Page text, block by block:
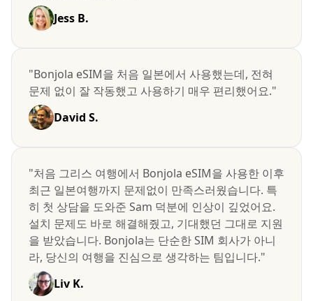
Jess B.
"Bonjola eSIM을 처음 일본에서 사용했는데, 전혀
문제 없이 잘 작동했고 사용하기 매우 편리했어요."
David S.
"처음 그리스 여행에서 Bonjola eSIM을 사용한 이후
최근 일본여행까지 문제없이 만족스러웠습니다. 특
히 첫 상담을 도와준 Sam 덕분에 인상이 깊었어요.
설치 문제도 바로 해결해줬고, 기대했던 그대로 지원
을 받았습니다. Bonjola는 단순한 SIM 회사가 아니
라, 당신의 여행을 진심으로 생각하는 팀입니다."
Liv K.